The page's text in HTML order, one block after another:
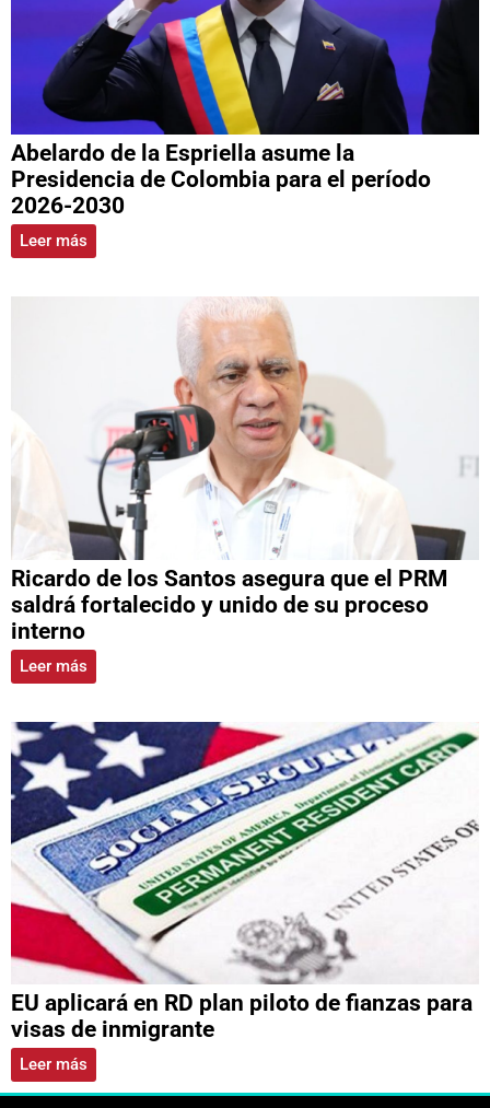
Abelardo de la Espriella asume la
Presidencia de Colombia para el período
2026-2030
Leer más
Ricardo de los Santos asegura que el PRM
saldrá fortalecido y unido de su proceso
interno
Leer más
EU aplicará en RD plan piloto de fianzas para
visas de inmigrante
Leer más